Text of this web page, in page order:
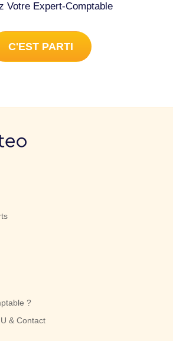
Votre Expert-Comptable
C'EST PARTI
?
& Contact